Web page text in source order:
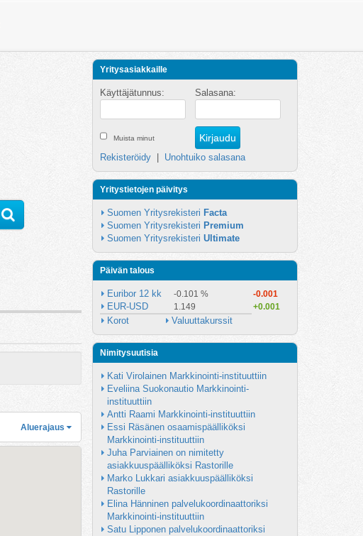
Aluerajaus
Yritysasiakkaille
Käyttäjätunnus: Salasana:
Muista minut
Rekisteröidy Unohtuiko salasana
Yritystietojen päivitys
Suomen Yritysrekisteri Facta
Suomen Yritysrekisteri Premium
Suomen Yritysrekisteri Ultimate
Päivän talous
Euribor 12 kk -0.101 % -0.001
EUR-USD 1.149 +0.001
Korot Valuuttakurssit
Nimitysuutisia
Kati Virolainen Markkinointi-instituuttiin
Eveliina Suokonautio Markkinointi-
instituuttiin
Antti Raami Markkinointi-instituuttiin
Essi Räsänen osaamispäälliköksi
Markkinointi-instituuttiin
Juha Parviainen on nimitetty
asiakkuuspäälliköksi Rastorille
Marko Lukkari asiakkuuspäälliköksi
Rastorille
Elina Hänninen palvelukoordinaattoriksi
Markkinointi-instituuttiin
Satu Lipponen palvelukoordinaattoriksi